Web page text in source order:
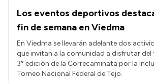
Los eventos deportivos
fin de semana en Viedma
En Viedma se llevarán adelante dos
que invitan a la comunidad a disfrutar del
3° edición de la Correcaminata por la
Torneo Nacional Federal de Tejo.